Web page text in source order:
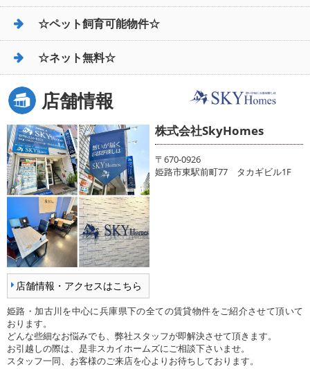
☆ペット飼育可能物件☆
☆ネット無料☆
店舗情報
店舗情報・アクセスはこちら
株式会社SkyHomes
〒670-0926
姫路市東駅前町77 タカギビル1F
姫路・加古川を中心に兵庫県下の全ての賃貸物件をご紹介させて頂いて
おります。
どんな些細なお悩みでも、弊社スタッフが即解決させて頂きます。
お引越しの際は、是非スカイホームズにご相談下さいませ。
スタッフ一同、お客様のご来店を心よりお待ちしております。